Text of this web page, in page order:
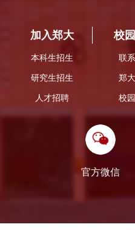
加入郑大
本科生招生
研究生招生
人才招聘
校
联
郑
校
官方微信